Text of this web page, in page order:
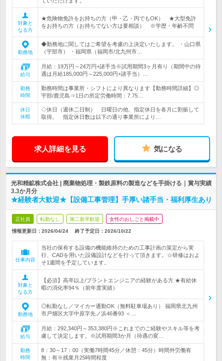
対象と
なる方
★危険物免許をお持ちの方（甲・乙・丙でもOK） ★大型免許
をお持ちの方（お持ちでない方は要相談） ※学歴・年齢不問
勤務地
◆勤務地に関してはご希望を考慮の上決定いたします。 ・山口県
（宇部市） ・福岡県（福岡市/北九州市…
給与
月給：19万円～24万円+諸手当※試用期間3ヶ月有り（期間中の待
遇は月給185,000円～225,000円+諸手当）…
勤務
時間
勤務時間は事業所・シフトにより異なります【勤務時間詳細】◎
宇部/鹿児島⇒1日の所定労働時間：7.75…
休日
休暇
◇休日（週休二日制） 日曜日の他、指定休日を各月に割振して
取得。 指定休日数は以下の通り事業所により…
求人詳細を見る 気になる
光和精鉱株式会社 | 廃棄物処理・製鉄原料の製造などを手掛ける｜賞与実績
3.3か月分
★経験者大歓迎★【設備工事管理】手厚い諸手当・福利厚生あり
正社員 転勤なし 第二新卒歓迎 女性のおしごと掲載中
情報更新日：2026/04/24 終了予定日： 2026/10/22
仕事内容
当社の保有する設備の機能維持のための工事計画の策定から実
行、CADを用いた設備設計などを行って頂きます。☆研修はおよ
そ1週間を予定しています。
対象と
なる方
【必須】高卒以上/プラントエンジニアの経験がある方 ★有給休
暇の消化率94％（前年度実績）
勤務地
◎転勤なし／マイカー通勤OK（無料駐車場あり） 福岡県北九州
市戸畑区大字中原字先ノ浜46番93 ＜…
給与
月給：292,340円～353,380円※これまでのご経験やスキル等を考
慮して決定します。※試用期間3か月（待遇の変…
勤務
時間
8：30～17：00（実働7時間45分／休憩：45分）時間外労働有
無：有※残業月25時間程度